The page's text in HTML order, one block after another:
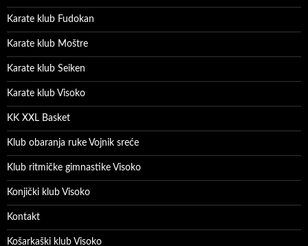
Karate klub Fudokan
Karate klub Moštre
Karate klub Seiken
Karate klub Visoko
KK XXL Basket
Klub obaranja ruke Vojnik sreće
Klub ritmičke gimnastike Visoko
Konjički klub Visoko
Kontakt
Košarkaški klub Visoko